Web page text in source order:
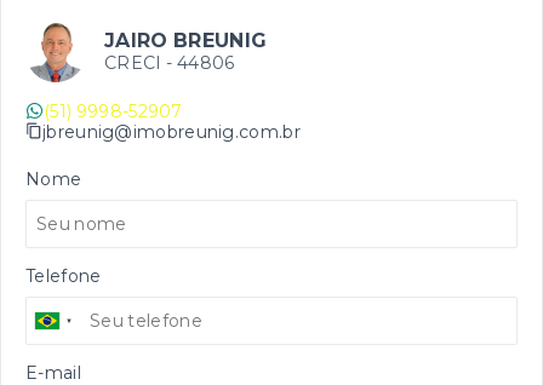
JAIRO BREUNIG
CRECI - 44806
(51) 9998-52907
jbreunig@imobreunig.com.br
Nome
Telefone
E-mail